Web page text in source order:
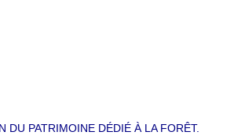
DU PATRIMOINE DÉDIÉ À LA FORÊT.